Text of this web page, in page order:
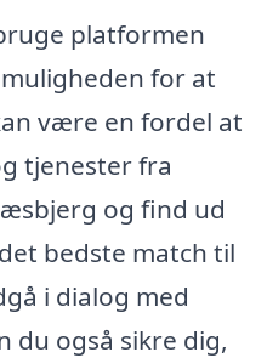
platformen
for at
være en fordel at
tjenester fra
og find ud
bedste match til
i dialog med
du også sikre dig,